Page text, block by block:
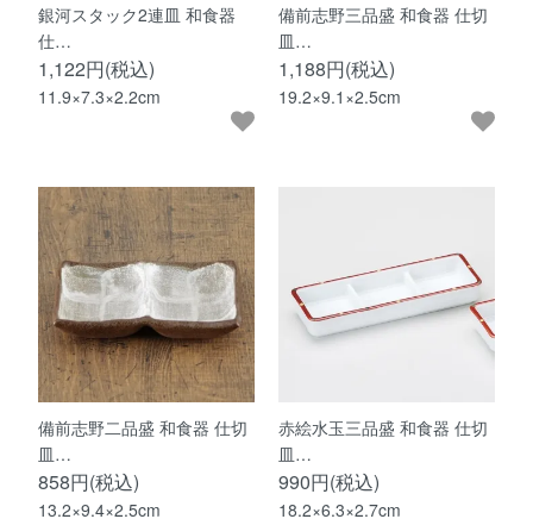
銀河スタック2連皿 和食器
仕…
1,122円(税込)
11.9×7.3×2.2cm
備前志野三品盛 和食器 仕切
皿…
1,188円(税込)
19.2×9.1×2.5cm
備前志野二品盛 和食器 仕切
皿…
858円(税込)
13.2×9.4×2.5cm
赤絵水玉三品盛 和食器 仕切
皿…
990円(税込)
18.2×6.3×2.7cm